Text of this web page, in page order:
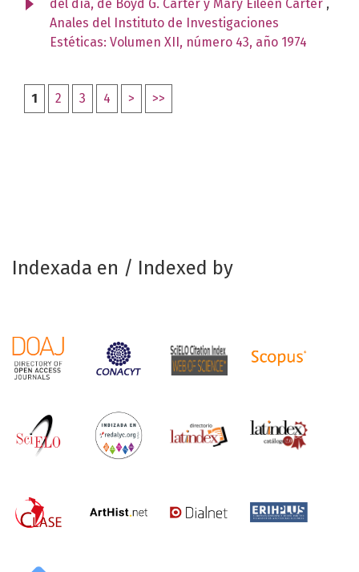
del día, de Boyd G. Carter y Mary Eileen Carter ,
Anales del Instituto de Investigaciones
Estéticas: Volumen XII, número 43, año 1974
1 2 3 4 > >>
Indexada en / Indexed by